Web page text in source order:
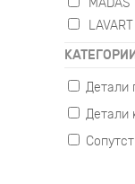
MADAS
LAVART
КАТЕГОРИИ
Детали
Детали